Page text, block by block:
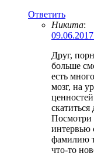
Ответить
Никита:
Друг,
больше
есть
мозг, на
Посмотри
интервью
фамилию
что-то